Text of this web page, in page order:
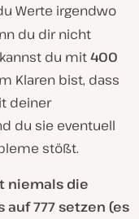
Werte irgendwo
du dir nicht
du mit400
Klaren bist, dass
deiner
du sie eventuell
stößt.
niemals die
777 setzen (es